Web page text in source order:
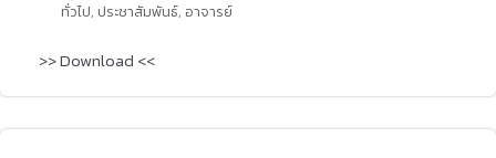
ทั่วไป, ประชาสัมพันธ์, อาจารย์
>> Download <<